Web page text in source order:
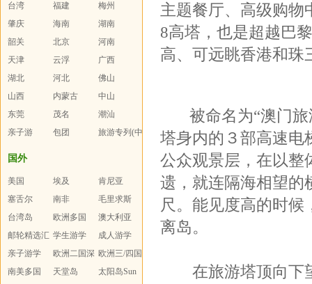
台湾
福建
梅州
肇庆
海南
湖南
韶关
北京
河南
天津
云浮
广西
湖北
河北
佛山
山西
内蒙古
中山
东莞
茂名
潮汕
亲子游
包团
旅游专列(中
国外
美国 埃及
肯尼亚
塞舌尔
南非
毛里求斯
台湾岛
欧洲多国
澳大利亚
邮轮精选汇
总
学生游学
成人游学
亲子游学
欧洲二国深
度游
欧洲三/四国
南美多国
天堂岛
太阳岛Sun
主题餐厅、高级购物
8高塔，也是超越巴
高、可远眺香港和珠
被命名为“澳门旅
塔身内的３部高速电
公众观景层，在以整
遗，就连隔海相望的
尺。能见度高的时
离岛。
在旅游塔顶向下望